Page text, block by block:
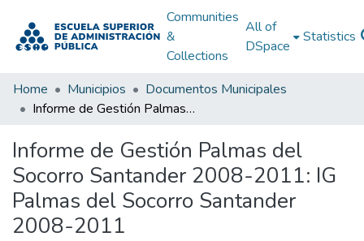
Communities
&
Collections
All of
DSpace
Statistics
Home Municipios
Documentos Municipales
Informe de Gestión Palmas del Socorro Santander 2008-2011: IG Palmas del Socorro Santander 2008-2011
Informe de Gestión Palmas del
Socorro Santander 2008-2011: IG
Palmas del Socorro Santander
2008-2011